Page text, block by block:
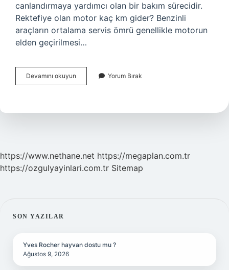
canlandırmaya yardımcı olan bir bakım sürecidir.
Rektefiye olan motor kaç km gider? Benzinli
araçların ortalama servis ömrü genellikle motorun
elden geçirilmesi…
Devamını okuyun
Rektefiye
Olur
Yorum Bırak
https://www.nethane.net https://megaplan.com.tr
https://ozgulyayinlari.com.tr Sitemap
SIDEBAR
SON YAZILAR
Yves Rocher hayvan dostu mu ?
Ağustos 9, 2026